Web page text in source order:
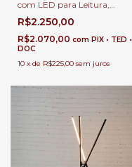
com LED para Leitura,
Quartos, Escritórios e Áreas
Internas
R$2.250,00
R$2.070,00 com PIX • TED •
DOC
10 x de R$225,00 sem juros